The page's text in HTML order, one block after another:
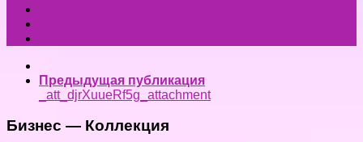
Предыдущая публикация
_att_djrXuueRf5g_attachment
Бизнес — Коллекция